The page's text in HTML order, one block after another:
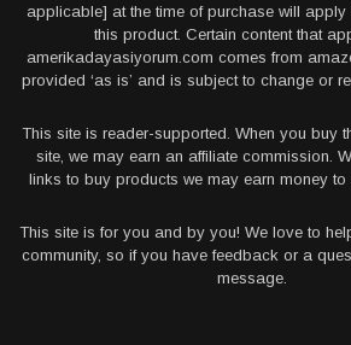
applicable] at the time of purchase will apply
this product. Certain content that
amerikadayasiyorum.com comes from
provided ‘as is’ and is subject to change or
This site is reader-supported. When you buy
site, we may earn an affiliate commission.
links to buy products we may earn money to
This site is for you and by you! We love to
community, so if you have feedback or a
message.